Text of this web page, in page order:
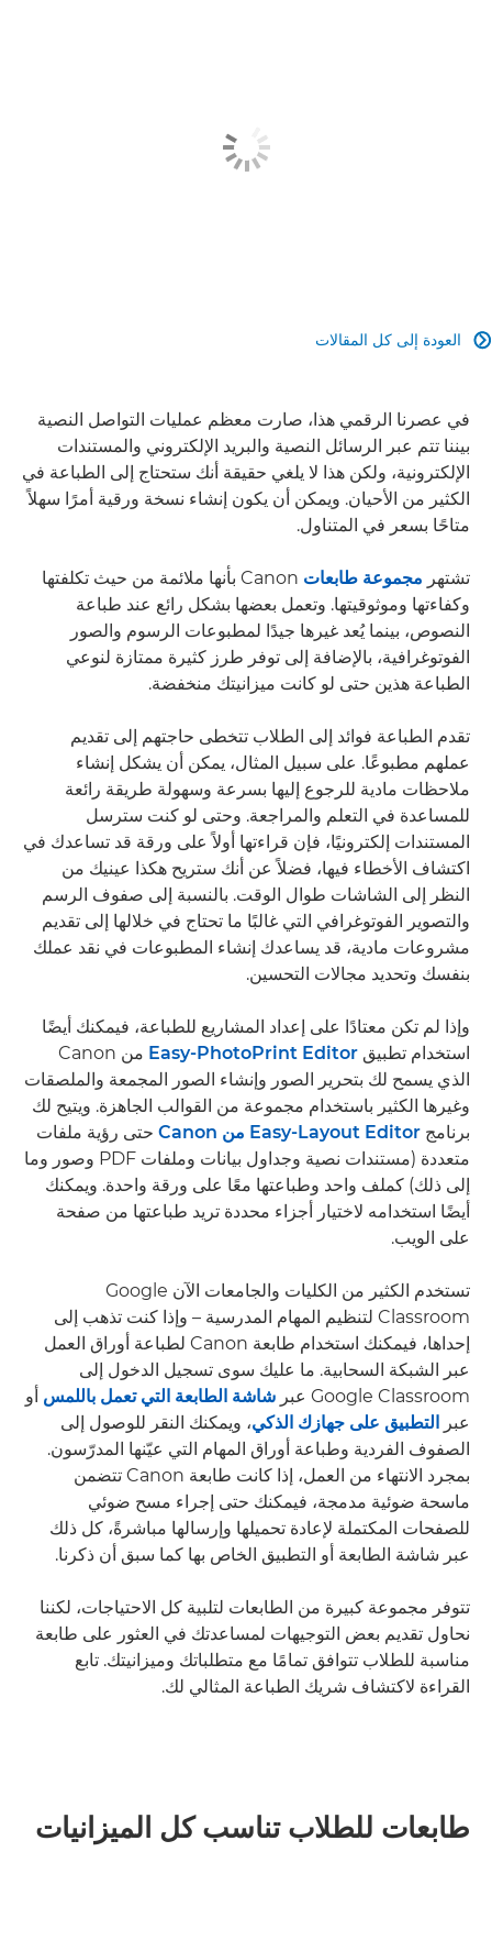
العودة إلى كل المقالات 
في عصرنا الرقمي هذا، صارت معظم عمليات التواصل النصية
بيننا تتم عبر الرسائل النصية والبريد الإلكتروني والمستندات
الإلكترونية، ولكن هذا لا يلغي حقيقة أنك ستحتاج إلى الطباعة في
الكثير من الأحيان. ويمكن أن يكون إنشاء نسخة ورقية أمرًا سهلاً
متاحًا بسعر في المتناول.
تشتهر مجموعة طابعات
Canon بأنها ملائمة من حيث تكلفتها
وكفاءتها وموثوقيتها. وتعمل بعضها بشكل رائع عند طباعة
النصوص، بينما يُعد غيرها جيدًا لمطبوعات الرسوم والصور
الفوتوغرافية، بالإضافة إلى توفر طرز كثيرة ممتازة لنوعي
الطباعة هذين حتى لو كانت ميزانيتك منخفضة.
تقدم الطباعة فوائد إلى الطلاب تتخطى حاجتهم إلى تقديم
عملهم مطبوعًا. على سبيل المثال، يمكن أن يشكل إنشاء
ملاحظات مادية للرجوع إليها بسرعة وسهولة طريقة رائعة
للمساعدة في التعلم والمراجعة. وحتى لو كنت سترسل
المستندات إلكترونيًا، فإن قراءتها أولاً على ورقة قد تساعدك في
اكتشاف الأخطاء فيها، فضلاً عن أنك ستريح هكذا عينيك من
النظر إلى الشاشات طوال الوقت. بالنسبة إلى صفوف الرسم
والتصوير الفوتوغرافي التي غالبًا ما تحتاج في خلالها إلى تقديم
مشروعات مادية، قد يساعدك إنشاء المطبوعات في نقد عملك
بنفسك وتحديد مجالات التحسين.
وإذا لم تكن معتادًا على إعداد المشاريع للطباعة، فيمكنك أيضًا
استخدام تطبيق Easy-PhotoPrint Editor
من Canon
الذي يسمح لك بتحرير الصور وإنشاء الصور المجمعة والملصقات
وغيرها الكثير باستخدام مجموعة من القوالب الجاهزة. ويتيح لك
برنامج Easy-Layout Editor من Canon
حتى رؤية ملفات
متعددة (مستندات نصية وجداول بيانات وملفات PDF وصور وما
إلى ذلك) كملف واحد وطباعتها معًا على ورقة واحدة. ويمكنك
أيضًا استخدامه لاختيار أجزاء محددة تريد طباعتها من صفحة
على الويب.
تستخدم الكثير من الكليات والجامعات الآن Google
Classroom لتنظيم المهام المدرسية – وإذا كنت تذهب إلى
إحداها، فيمكنك استخدام طابعة Canon لطباعة أوراق العمل
عبر الشبكة السحابية. ما عليك سوى تسجيل الدخول إلى
Google Classroom عبر
شاشة الطابعة التي تعمل باللمس أو
عبر التطبيق على جهازك الذكي، ويمكنك النقر للوصول إلى
الصفوف الفردية وطباعة أوراق المهام التي عيّنها المدرّسون.
بمجرد الانتهاء من العمل، إذا كانت طابعة Canon تتضمن
ماسحة ضوئية مدمجة، فيمكنك حتى إجراء مسح ضوئي
للصفحات المكتملة لإعادة تحميلها وإرسالها مباشرةً، كل ذلك
عبر شاشة الطابعة أو التطبيق الخاص بها كما سبق أن ذكرنا.
تتوفر مجموعة كبيرة من الطابعات لتلبية كل الاحتياجات، لكننا
نحاول تقديم بعض التوجيهات لمساعدتك في العثور على طابعة
مناسبة للطلاب تتوافق تمامًا مع متطلباتك وميزانيتك. تابع
القراءة لاكتشاف شريك الطباعة المثالي لك.
طابعات للطلاب تناسب كل الميزانيات